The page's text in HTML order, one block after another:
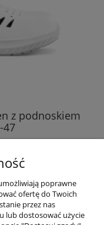
z podnoskiem
47
poprawne
ofertę do Twoich
przez nas
lub dostosować użycie